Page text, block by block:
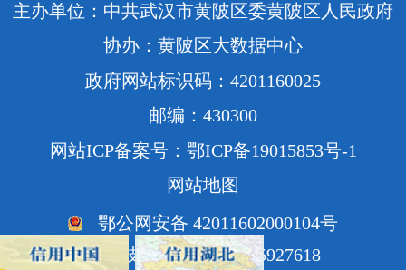
主办单位：中共武汉市黄陂区委黄陂区人民政府
协办：黄陂区大数据中心
政府网站标识码：4201160025
邮编：430300
网站ICP备案号：鄂ICP备19015853号-1
网站地图
鄂公网安备 42011602000104号
网站技术支持电话：85927618